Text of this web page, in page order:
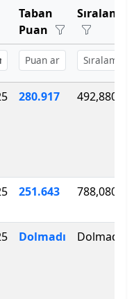
Taban
Puan
Sıralama
280.917 492,880
251.643 788,080
Dolmadı Dolmadı